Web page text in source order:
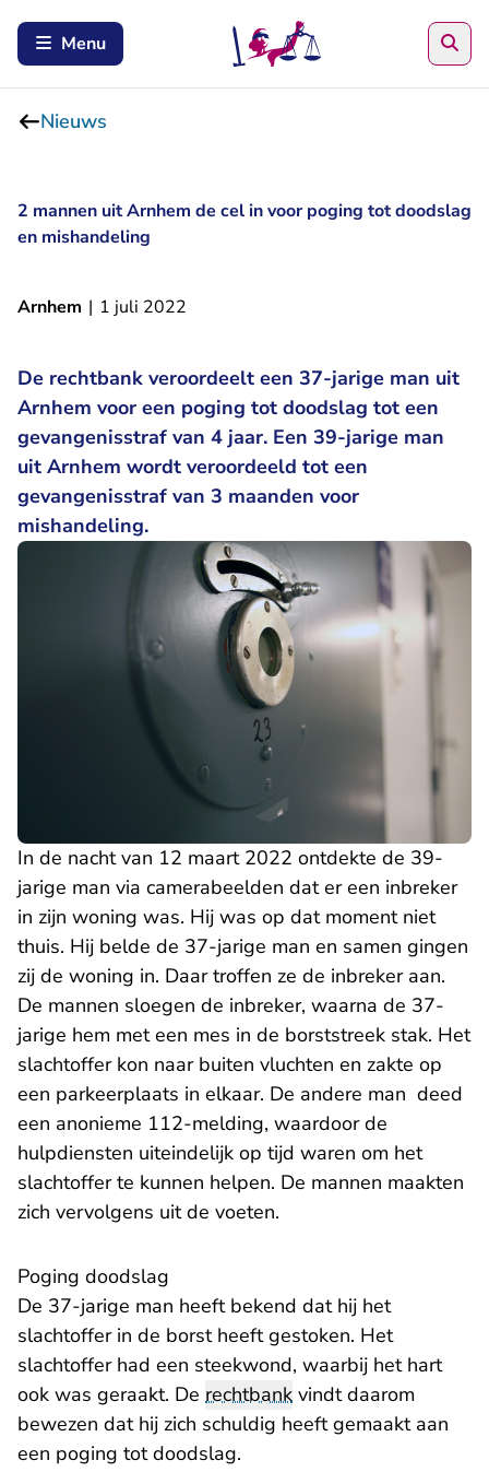
Menu
Nieuws
2 mannen uit Arnhem de cel in voor poging tot doodslag
en mishandeling
Arnhem | 1 juli 2022
De rechtbank veroordeelt een 37-jarige man uit
Arnhem voor een poging tot doodslag tot een
gevangenisstraf van 4 jaar. Een 39-jarige man
uit Arnhem wordt veroordeeld tot een
gevangenisstraf van 3 maanden voor
mishandeling.
In de nacht van 12 maart 2022 ontdekte de 39-
jarige man via camerabeelden dat er een inbreker
in zijn woning was. Hij was op dat moment niet
thuis. Hij belde de 37-jarige man en samen gingen
zij de woning in. Daar troffen ze de inbreker aan.
De mannen sloegen de inbreker, waarna de 37-
jarige hem met een mes in de borststreek stak. Het
slachtoffer kon naar buiten vluchten en zakte op
een parkeerplaats in elkaar. De andere man deed
een anonieme 112-melding, waardoor de
hulpdiensten uiteindelijk op tijd waren om het
slachtoffer te kunnen helpen. De mannen maakten
zich vervolgens uit de voeten.
Poging doodslag
De 37-jarige man heeft bekend dat hij het
slachtoffer in de borst heeft gestoken. Het
slachtoffer had een steekwond, waarbij het hart
ook was geraakt. De rechtbank vindt daarom
bewezen dat hij zich schuldig heeft gemaakt aan
een poging tot doodslag.